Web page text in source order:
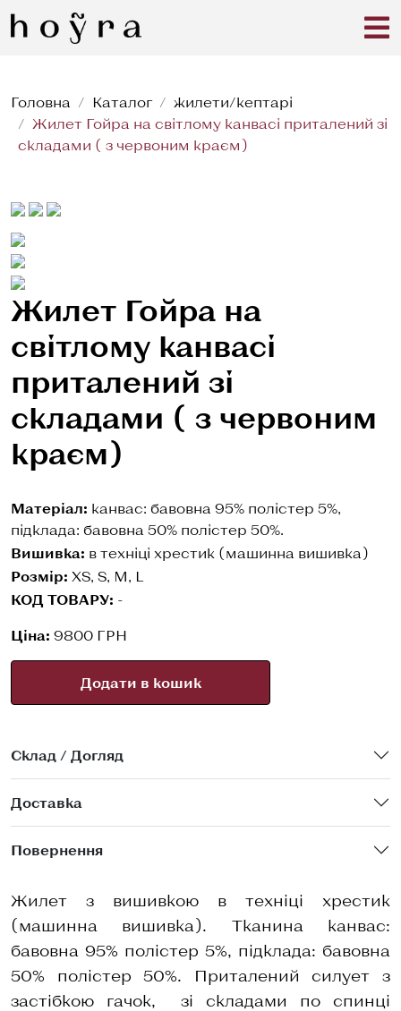
Головна Каталог
жилети/кептарі
Жилет Гойра на світлому канвасі приталений зі
складами ( з червоним краєм)
Жилет Гойра на
світлому канвасі
приталений зі
складами ( з червоним
краєм)
Матеріал: канвас: бавовна 95% полістер 5%,
підклада: бавовна 50% полістер 50%.
Вишивка: в техніці хрестик (машинна вишивка)
Розмір: XS, S, M, L
КОД ТОВАРУ: -
Ціна: 9800 ГРН
Додати в кошик
Склад / Догляд
Доставка
Повернення
Жилет з вишивкою в техніці хрестик
(машинна вишивка). Тканина канвас:
бавовна 95% полістер 5%, підклада: бавовна
50% полістер 50%. Приталений силует з
застібкою гачок, зі складами по спинці